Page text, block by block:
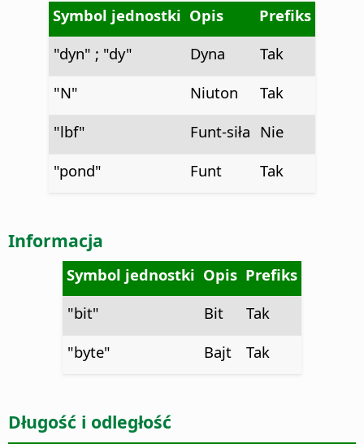
Symbol jednostki Opis
Prefiks
"dyn" ; "dy"
Dyna
Tak
"N"
Niuton
Tak
"lbf"
Funt-siła Nie
"pond"
Funt Tak
Informacja
Symbol jednostki Opis Prefiks
"bit"
Bit
Tak
"byte"
Bajt Tak
Długość i odległość